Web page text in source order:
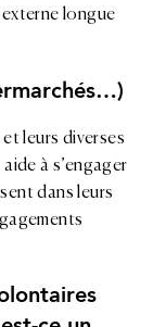
longue
leurs diverses
à s’engager
dans leurs